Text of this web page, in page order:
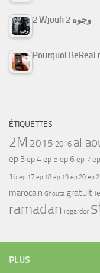
2 Wjouh 2 وجوه
Pourquoi BeReal
ÉTIQUETTES
2M 2015 2016 al
ep 3ep 4ep 5 ep 6 ep 7
16 ep 17 ep 18 ep 19 ep 20 ep
marocain Ghouta gratuit
ramadan regarder
PLUS